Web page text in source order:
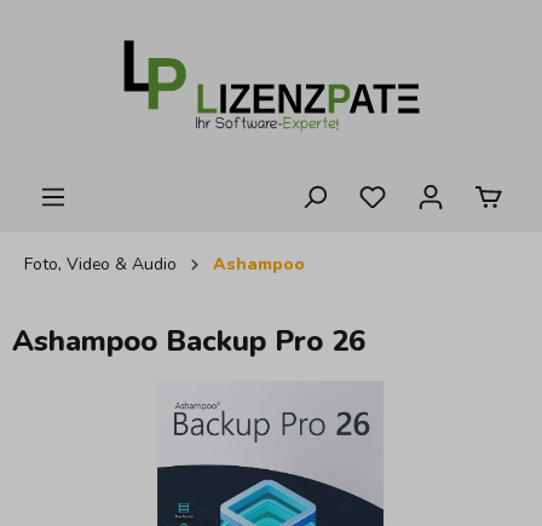
Foto, Video & Audio Ashampoo
Ashampoo Backup Pro 26